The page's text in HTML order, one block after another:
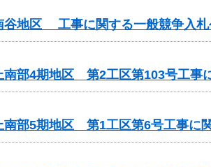
地区 工事に関する一般競争入札
部4期地区 第2工区第103号工事
部5期地区 第1工区第6号工事に